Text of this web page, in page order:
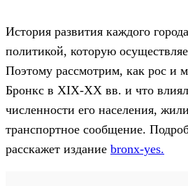
История развития каждого
политикой, которую
Поэтому рассмотрим, как рос и
Бронкс в XIX-ХХ вв. и что
численности его населения,
транспортное сообщение.
расскажет издание bronx-yes.